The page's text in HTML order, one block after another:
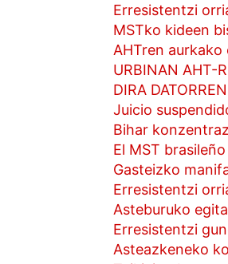
Erresistentzi
MSTko kideen
AHTren
URBINAN AHT-
DIRA
Juicio
Bihar
El MST
Gasteizko
Erresistentzi
Asteburuko
Erresistentzi
Asteazkeneko